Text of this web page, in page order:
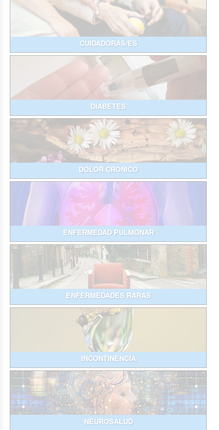
CUIDADORAS/ES
DIABETES
DOLOR CRÓNICO
ENFERMEDAD PULMONAR
ENFERMEDADES RARAS
INCONTINENCIA
NEUROSALUD